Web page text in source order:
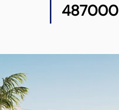
487000